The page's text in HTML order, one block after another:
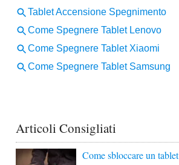
Articoli Consigliati
Come sbloccare un tablet